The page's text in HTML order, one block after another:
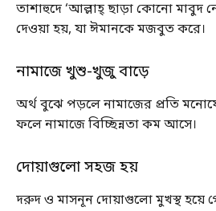
তাশাহুদে ‘আল্লাহ্‌ ছাড়া কোনো মাবুদ
দেওয়া হয়, যা ঈমানকে মজবুত করে।
নামাজে খুশু-খুজু বাড়ে
অর্থ বুঝে পড়লে নামাজের প্রতি
ফলে নামাজে বিচ্ছিন্নতা কম আসে।
দোয়াগুলো সহজ হয়
দরুদ ও মাসনূন দোয়াগুলো মুখস্থ হয়ে